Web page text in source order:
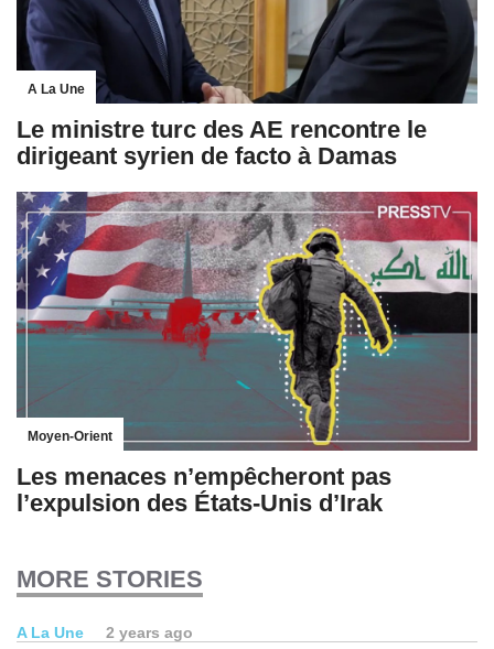
A La Une
Le ministre turc des AE rencontre le
dirigeant syrien de facto à Damas
Moyen-Orient
Les menaces n’empêcheront pas
l’expulsion des États-Unis d’Irak
MORE STORIES
A La Une 2 years ago